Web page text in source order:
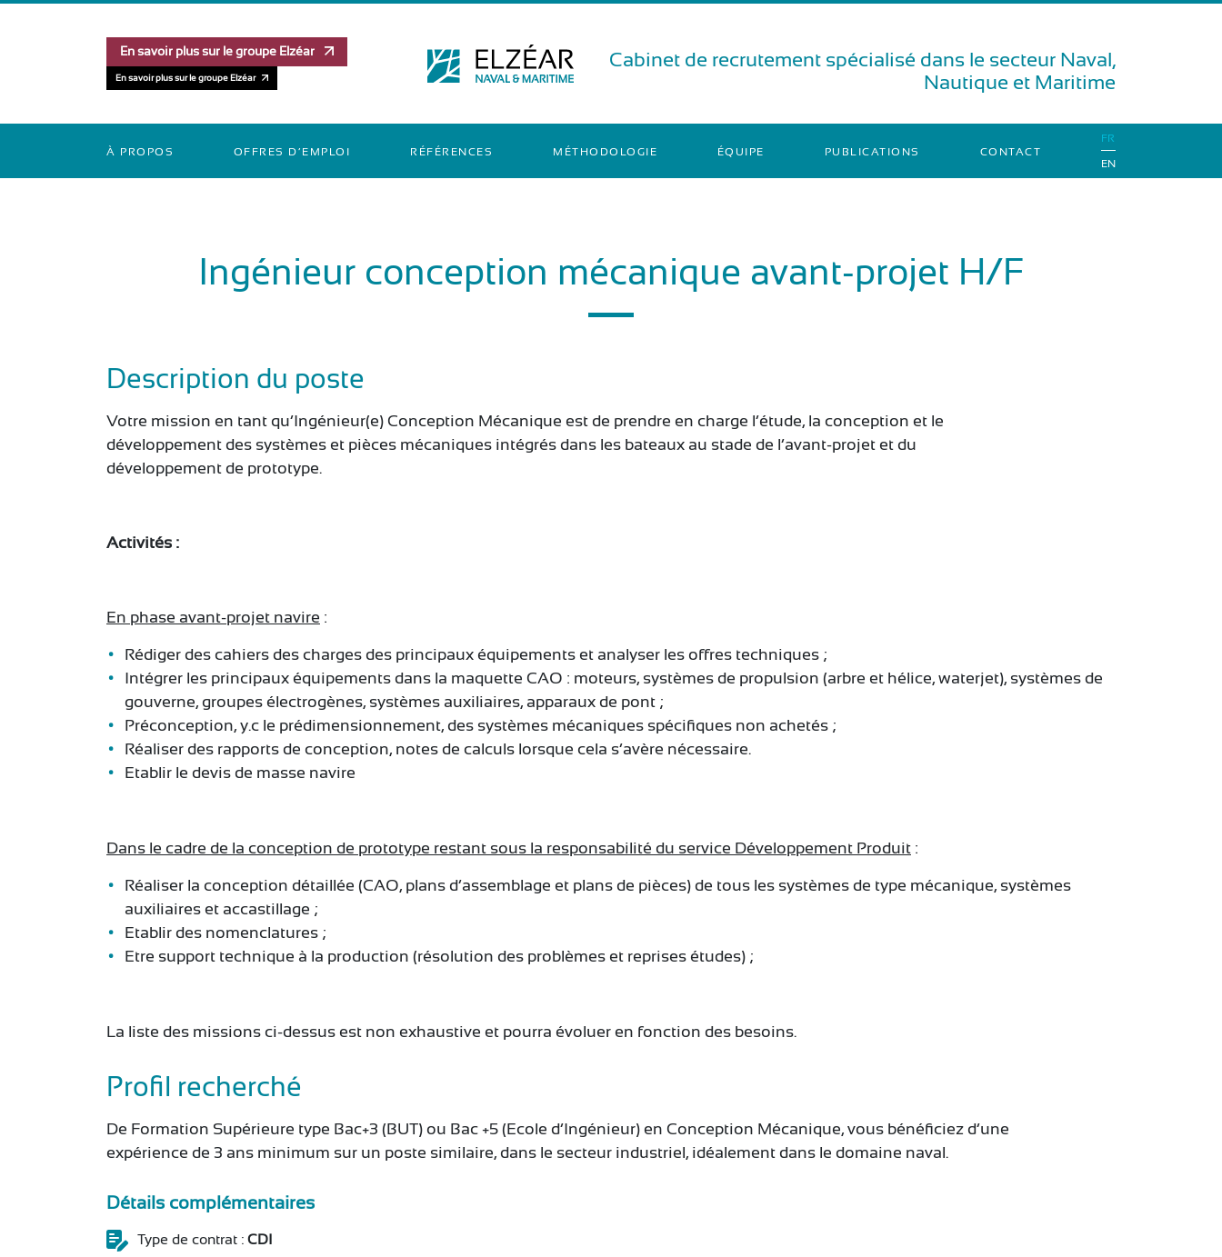
En savoir plus sur le groupe Elzéar
En savoir plus sur le groupe Elzéar
Cabinet de recrutement spécialisé dans le secteur Naval,
Nautique et Maritime
À PROPOS OFFRES D’EMPLOI RÉFÉRENCES MÉTHODOLOGIE ÉQUIPE PUBLICATIONS CONTACT
FR
EN
Ingénieur conception mécanique avant-projet H/F
Description du poste
Votre mission en tant qu’Ingénieur(e) Conception Mécanique est de prendre en charge l’étude, la conception et le
développement des systèmes et pièces mécaniques intégrés dans les bateaux au stade de l’avant-projet et du
développement de prototype.
Activités :
En phase avant-projet navire :
Rédiger des cahiers des charges des principaux équipements et analyser les offres techniques ;
Intégrer les principaux équipements dans la maquette CAO : moteurs, systèmes de propulsion (arbre et hélice, waterjet), systèmes de
gouverne, groupes électrogènes, systèmes auxiliaires, apparaux de pont ;
Préconception, y.c le prédimensionnement, des systèmes mécaniques spécifiques non achetés ;
Réaliser des rapports de conception, notes de calculs lorsque cela s’avère nécessaire.
Etablir le devis de masse navire
Dans le cadre de la conception de prototype restant sous la responsabilité du service Développement Produit :
Réaliser la conception détaillée (CAO, plans d’assemblage et plans de pièces) de tous les systèmes de type mécanique, systèmes
auxiliaires et accastillage ;
Etablir des nomenclatures ;
Etre support technique à la production (résolution des problèmes et reprises études) ;
La liste des missions ci-dessus est non exhaustive et pourra évoluer en fonction des besoins.
Profil recherché
De Formation Supérieure type Bac+3 (BUT) ou Bac +5 (Ecole d’Ingénieur) en Conception Mécanique, vous bénéficiez d’une
expérience de 3 ans minimum sur un poste similaire, dans le secteur industriel, idéalement dans le domaine naval.
Détails complémentaires
Type de contrat : CDI